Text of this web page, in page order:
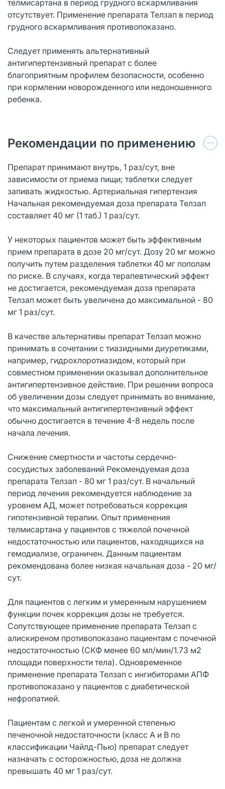
телмисартана в период грудного вскармливания
отсутствует. Применение препарата Телзап в период
грудного вскармливания противопоказано.
Следует применять альтернативный
антигипертензивный препарат с более
благоприятным профилем безопасности, особенно
при кормлении новорожденного или недоношенного
ребенка.
Рекомендации по применению
Препарат принимают внутрь, 1 раз/сут, вне
зависимости от приема пищи; таблетки следует
запивать жидкостью. Артериальная гипертензия
Начальная рекомендуемая доза препарата Телзап
составляет 40 мг (1 таб.) 1 раз/сут.
У некоторых пациентов может быть эффективным
прием препарата в дозе 20 мг/сут. Дозу 20 мг можно
получить путем разделения таблетки 40 мг пополам
по риске. В случаях, когда терапевтический эффект
не достигается, рекомендуемая доза препарата
Телзап может быть увеличена до максимальной - 80
мг 1 раз/сут.
В качестве альтернативы препарат Телзап можно
принимать в сочетании с тиазидными диуретиками,
например, гидрохлоротиазидом, который при
совместном применении оказывал дополнительное
антигипертензивное действие. При решении вопроса
об увеличении дозы следует принимать во внимание,
что максимальный антигипертензивный эффект
обычно достигается в течение 4-8 недель после
начала лечения.
Снижение смертности и частоты сердечно-
сосудистых заболеваний Рекомендуемая доза
препарата Телзап - 80 мг 1 раз/сут. В начальный
период лечения рекомендуется наблюдение за
уровнем АД, может потребоваться коррекция
гипотензивной терапии. Опыт применения
телмисартана у пациентов с тяжелой почечной
недостаточностью или пациентов, находящихся на
гемодиализе, ограничен. Данным пациентам
рекомендована более низкая начальная доза - 20 мг/
сут.
Для пациентов с легким и умеренным нарушением
функции почек коррекция дозы не требуется.
Сопутствующее применение препарата Телзап с
алискиреном противопоказано пациентам с почечной
недостаточностью (СКФ менее 60 мл/мин/1.73 м2
площади поверхности тела). Одновременное
применение препарата Телзап с ингибиторами АПФ
противопоказано у пациентов с диабетической
нефропатией.
Пациентам с легкой и умеренной степенью
печеночной недостаточности (класс А и В по
классификации Чайлд-Пью) препарат следует
назначать с осторожностью, доза не должна
превышать 40 мг 1 раз/сут.